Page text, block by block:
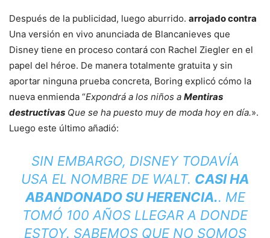
Después de la publicidad, luego aburrido. arrojado contra
Una versión en vivo anunciada de Blancanieves que
Disney tiene en proceso contará con Rachel Ziegler en el
papel del héroe. De manera totalmente gratuita y sin
aportar ninguna prueba concreta, Boring explicó cómo la
nueva enmienda “Expondrá a los niños a Mentiras
destructivas Que se ha puesto muy de moda hoy en día.».
Luego este último añadió:
SIN EMBARGO, DISNEY TODAVÍA
USA EL NOMBRE DE WALT. CASI HA
ABANDONADO SU HERENCIA.. ME
TOMÓ 100 AÑOS LLEGAR A DONDE
ESTOY. SABEMOS QUE NO SOMOS